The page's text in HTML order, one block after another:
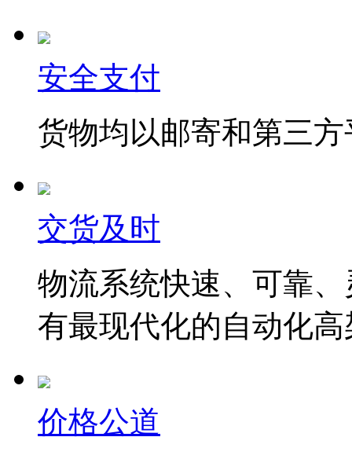
安全支付
货物均以邮寄和第三
交货及时
物流系统快速、可靠
有最现代化的自动化
价格公道